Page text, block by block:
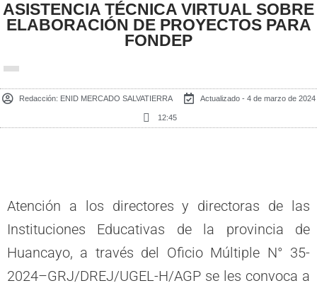
ASISTENCIA TÉCNICA VIRTUAL SOBRE
ELABORACIÓN DE PROYECTOS PARA
FONDEP
Redacción: ENID MERCADO SALVATIERRA Actualizado - 4 de marzo de 2024
12:45
Atención a los directores y directoras de las
Instituciones Educativas de la provincia de
Huancayo, a través del Oficio Múltiple N° 35-
2024–GRJ/DREJ/UGEL-H/AGP se les convoca a